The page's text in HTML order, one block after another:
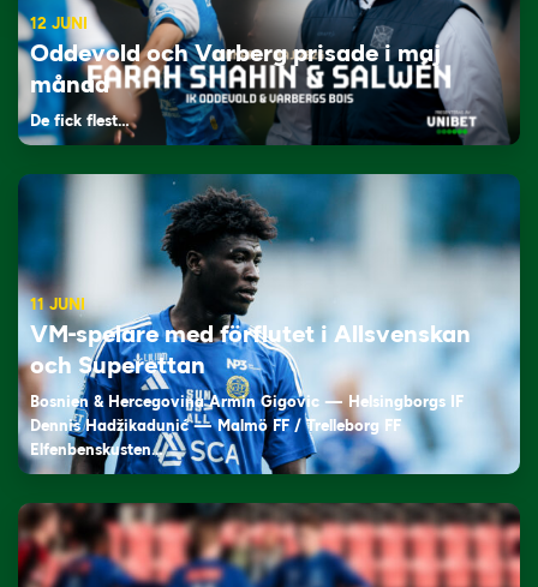
12 JUNI
Oddevold och Varberg prisade i maj
månad
De fick flest…
11 JUNI
VM-spelare med förflutet i Allsvenskan
och Superettan
Bosnien & Hercegovina Armin Gigovic — Helsingborgs IF
Dennis Hadžikadunić — Malmö FF / Trelleborg FF
Elfenbenskusten…